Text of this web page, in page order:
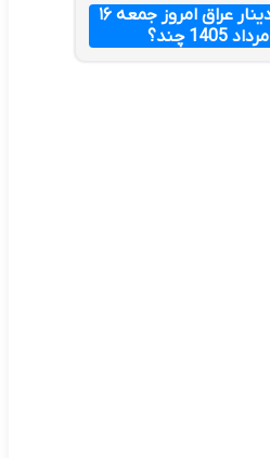
قیمت دینار عراق امروز جمعه ۱۶
مرداد 1405 چند؟